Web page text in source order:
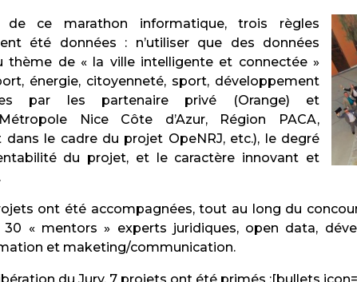
ce marathon informatique, trois règles
été données : n’utiliser que des données
thème de « la ville intelligente et connectée »
énergie, citoyenneté, sport, développement
par les partenaire privé (Orange) et
Nice Côte d’Azur, Région PACA,
dans le cadre du projet OpeNRJ, etc.), le degré
du projet, et le caractère innovant et
ont été accompagnées, tout au long du
30 « mentors » experts juridiques, open data,
et maketing/communication.